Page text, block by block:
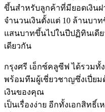
ขึ้นสำหรับลูกค้าที่มียอดเงินฝ
จำนวนเงินตั้งแต่ 10 ล้านบา
แสนบาทขึ้นไปในปีปฏิทินเดี
เดียวกัน
กรุงศรี เอ็กซ์คลูซีฟ ได้รวม
พร้อมทีมผู้เชี่ยวชาญซึ่งเปี่ยม
เงินของคุณ
เป็นเรื่องง่าย อีกทั้งเอกสิทธิ์